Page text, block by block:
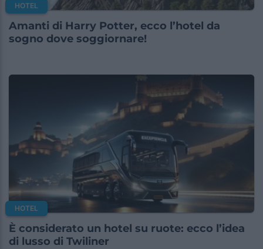
HOTEL
Amanti di Harry Potter, ecco l’hotel da
sogno dove soggiornare!
HOTEL
È considerato un hotel su ruote: ecco l’idea
di lusso di Twiliner